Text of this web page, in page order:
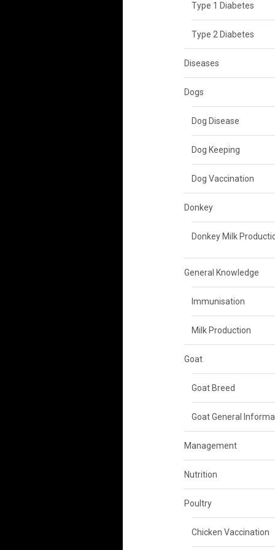
Type 1 Diabetes
Type 2 Diabetes
Diseases
Dogs
Dog Disease
Dog Keeping
Dog Vaccination
Donkey
Donkey Milk
General Knowledge
Immunisation
Milk Production
Goat
Goat Breed
Goat General
Management
Nutrition
Poultry
Chicken Vaccination